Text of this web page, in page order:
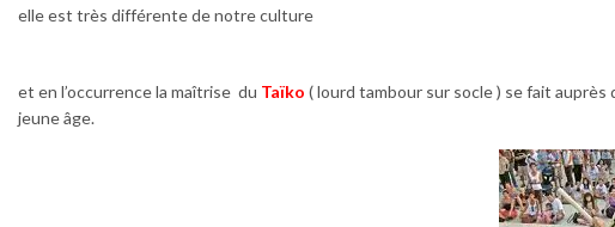
elle est très différente de notre culture
et en l’occurrence la maîtrise du Taïko ( lourd tambour sur socle ) se fait auprès
jeune âge.